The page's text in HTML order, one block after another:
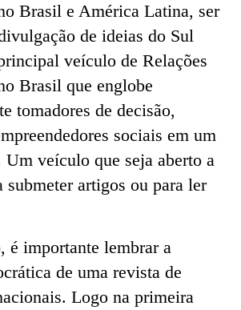
Brasil e América Latina, ser
de ideias do Sul
veículo de Relações
Brasil que englobe
tomadores de decisão,
sociais em um
Um veículo que seja aberto a
submeter artigos ou para ler
é importante lembrar a
de uma revista de
Logo na primeira